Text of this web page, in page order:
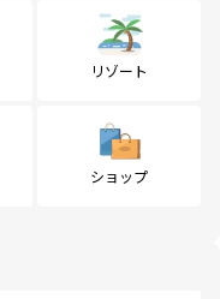
リゾート
ショップ